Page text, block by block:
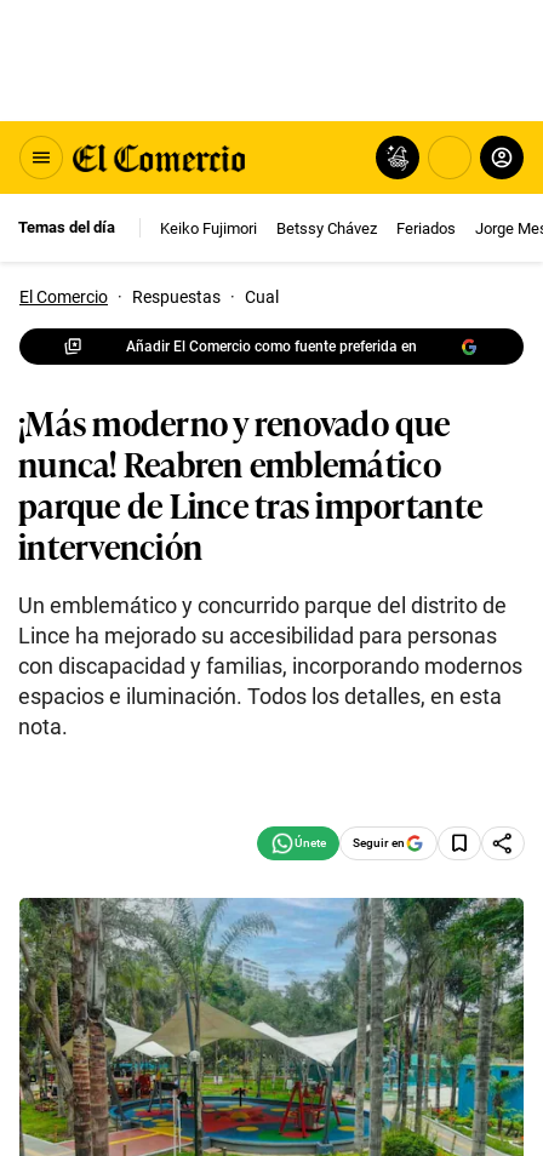
Temas del día Keiko Fujimori Betssy Chávez Feriados Jorge
El Comercio · Respuestas · Cual
Añadir El Comercio como fuente preferida en
¡Más moderno y renovado que
nunca! Reabren emblemático
parque de Lince tras importante
intervención
Un emblemático y concurrido parque del distrito de
Lince ha mejorado su accesibilidad para personas
con discapacidad y familias, incorporando modernos
espacios e iluminación. Todos los detalles, en esta
nota.
Seguir en